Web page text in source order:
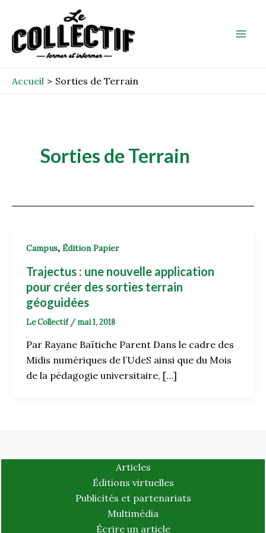
contenu
Accueil Sorties de Terrain
Sorties de Terrain
Campus, Édition Papier
Trajectus : une nouvelle application
pour créer des sorties terrain
géoguidées
Le Collectif / mai 1, 2018
Par Rayane Baïtiche Parent Dans le cadre des
Midis numériques de l’UdeS ainsi que du Mois
de la pédagogie universitaire, […]
Articles
Éditions virtuelles
Publicités et partenariats
Multimédia
Écrire un article